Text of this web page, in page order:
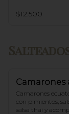
$12.500
Camarones
Camarones
con pimientos,
salsa thai y